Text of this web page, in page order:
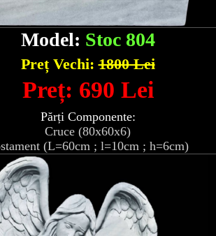
Model: Stoc 804
Preț Vechi:1800 Lei
Preț: 690 Lei
Părți Componente:
Cruce (80x60x6)
(L=60cm ; l=10cm ; h=6cm)